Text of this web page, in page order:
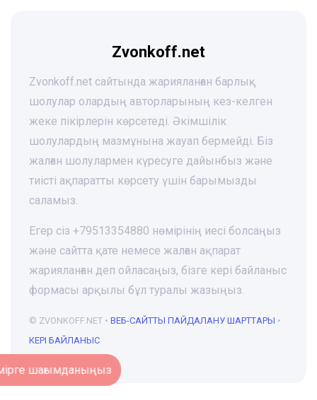
Zvonkoff.net
Zvonkoff.net сайтында жарияланған барлық
шолулар олардың авторларының кез-келген
жеке пікірлерін көрсетеді. Әкімшілік
шолулардың мазмұнына жауап бермейді. Біз
жалған шолулармен күресуге дайынбыз және
тиісті ақпаратты көрсету үшін барымызды
саламыз.
Егер сіз +79513354880 нөмірінің иесі болсаңыз
және сайтта қате немесе жалған ақпарат
жарияланған деп ойласаңыз, бізге кері байланыс
формасы арқылы бұл туралы жазыңыз.
© ZVONKOFF.NET • ВЕБ-CАЙТТЫ ПАЙДАЛАНУ ШАРТТАРЫ •
КЕРІ БАЙЛАНЫС
Нөмірге шағымданыңыз